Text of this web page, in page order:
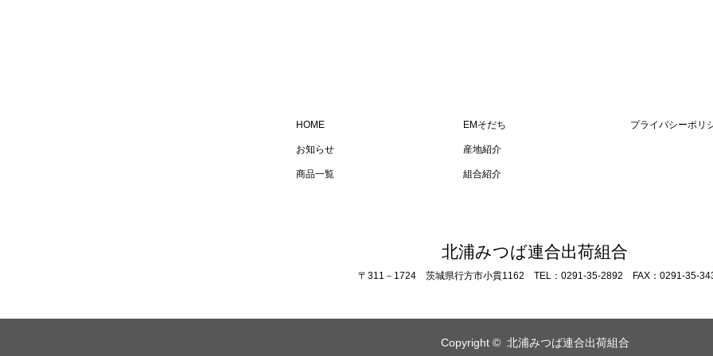
HOME
お知らせ
商品一覧
EMそだち
産地紹介
組合紹介
プライバシーポリ
北浦みつば連合出荷組合
〒311－1724 茨城県行方市小貫1162 TEL：0291-35-2892 FAX：0291-35-
Copyright © 北浦みつば連合出荷組合